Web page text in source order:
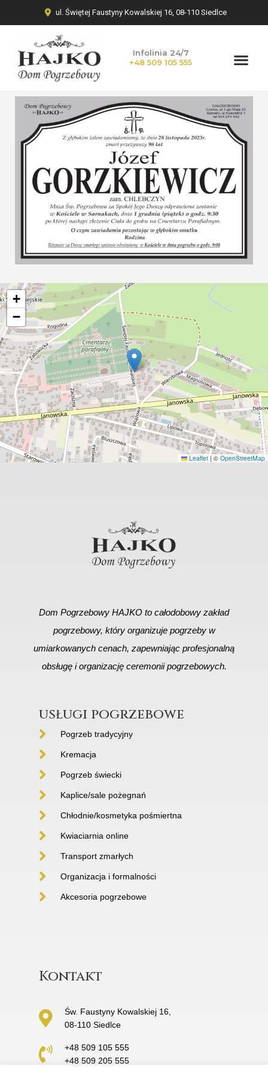
ul. Świętej Faustyny Kowalskiej 16, 08-110 Siedlce
Infolinia 24/7
+48 509 105 555
+
−
Leaflet | © OpenStreetMap
Dom Pogrzebowy HAJKO to całodobowy zakład
pogrzebowy, który organizuje pogrzeby w
umiarkowanych cenach, zapewniając profesjonalną
obsługę i organizację ceremonii pogrzebowych.
usługi pogrzebowe
Pogrzeb tradycyjny
Kremacja
Pogrzeb świecki
Kaplice/sale pożegnań
Chłodnie/kosmetyka pośmiertna
Kwiaciarnia online
Transport zmarłych
Organizacja i formalności
Akcesoria pogrzebowe
Kontakt
Św. Faustyny Kowalskiej 16,
08-110 Siedlce
+48 509 105 555
+48 509 205 555